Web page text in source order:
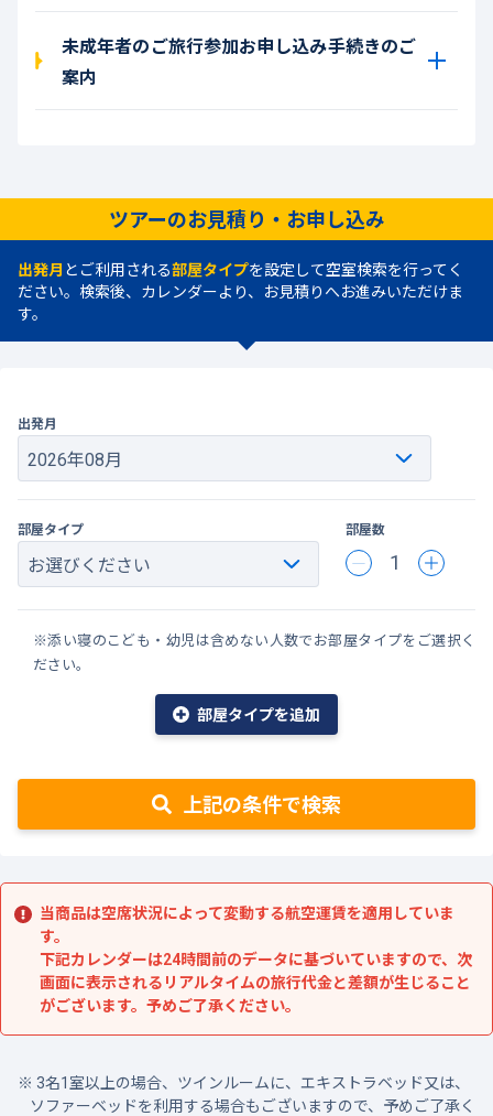
未成年者のご旅行参加お申し込み手続きのご
案内
ツアーのお見積り・お申し込み
出発月 とご利用される部屋タイプを設定して空室検索を行ってく
ださい。検索後、カレンダーより、お見積りへお進みいただけま
す。
出発月
部屋タイプ 部屋数
1
※添い寝のこども・幼児は含めない人数でお部屋タイプをご選択く
ださい。
部屋タイプを追加
上記の条件で検索
当商品は空席状況によって変動する航空運賃を適用していま
す。
下記カレンダーは24時間前のデータに基づいていますので、次
画面に表示されるリアルタイムの旅行代金と差額が生じること
がございます。予めご了承ください。
3名1室以上の場合、ツインルームに、エキストラベッド又は、
ソファーベッドを利用する場合もございますので、予めご了承く